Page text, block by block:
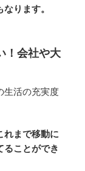
ります。
！会社や大
生活の充実度
れまで移動に
ることができ